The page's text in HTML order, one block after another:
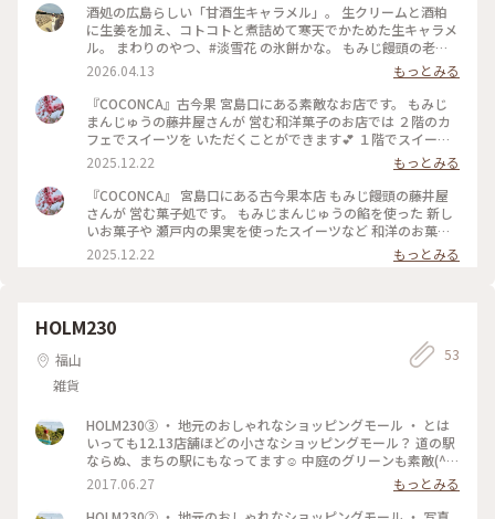
酒処の広島らしい「甘酒生キャラメル」。 生クリームと酒粕
に生姜を加え、コトコトと煮詰めて寒天でかためた生キャラメ
ル。 まわりのやつ、#淡雪花 の氷餅かな。 もみじ饅頭の老舗
『藤い屋』の洋菓子ブランド『COCONCA （ココンカ）』。
広島空港で買いましたが、本店は宮島口です。 #藤い屋
#COCONCA#ココンカ#古今果#広島#キャラメルる#Ayuのおや
つ
2026.04.13
もっとみる
『COCONCA』古今果 宮島口にある素敵なお店です。 もみじ
まんじゅうの藤井屋さんが 営む和洋菓子のお店では ２階のカ
フェでスイーツを いただくことができます💕 １階でスイーツ
を選んで カフェへ 宮島口にあるお店ですが 窓の外には小さな
庭があり 紅葉が綺麗でした🍁😍 私は洋梨のショートケーキ🍐
完熟のラ・フランスが ジューシーで甘くて すごく美味しかっ
たです😍 紅茶もたっぷりでした🫖 お２階のカフェはとても素
敵で 和菓子もお茶といただけるようです。 ふたりでゆっくり
ティータイムを 過ごせました🥰 ・ ・ #ことりっぷと一緒 #こ
とりっぷ #ことりっぷ広島 #COCONCA #古今果 #古今果本店 #
島スイーツ #旅のごはん #宮島口 #広島県 #広島 #ドライブ
2025.12.22
もっとみる
『COCONCA』 宮島口にある古今果本店 もみじ饅頭の藤井屋
さんが 営む菓子処です。 もみじまんじゅうの餡を使った 新し
いお菓子や 瀬戸内の果実を使ったスイーツなど 和洋のお菓子
を作っておられます。 駅前通りにあるお店では 庭には紅葉の
木が色づいて 風情がある空間です🍁 1階には菓子工房で 職人
２階に上がると 大きな窓が開放的で美しい空間です😍 お茶を
点てる茶釜もありました🍵 お客様もおられず ふたりでゆっく
っぷ広島 #COCONCA #古今果 #古今果本店 #藤井屋 #もみじま
#広島県 #ドライブ
2025.12.22 もっとみる
HOLM230
福山
雑貨
53
HOLM230③ ・ 地元のおしゃれなショッピングモール ・ とは
いっても12.13店舗ほどの小さなショッピングモール？ 道の駅
ならぬ、まちの駅にもなってます☺️ 中庭のグリーンも素敵(^^)
小さな噴水もあります(๑ᴖ◡ᴖ๑) ・ #HOLM230 #わたしの街 #
広島県 #福山市 #駅家 #癒し #おしゃれ #行くたびに楽しみ #行
きつけ #ぶらり #雑貨欲しくなる #中庭 #グリーン
2017.06.27
もっとみる